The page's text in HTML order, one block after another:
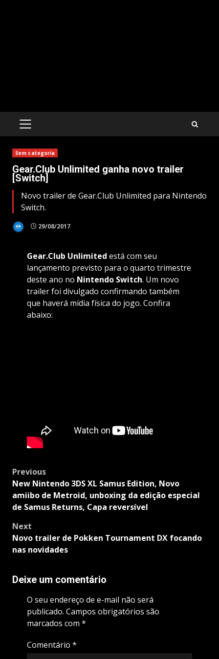
PRIMARY
Sem categoria
Gear.Club Unlimited ganha novo trailer
[Switch]
Novo trailer de Gear.Club Unlimited para Nintendo
Switch.
29/08/2017
Gear.Club Unlimited está com seu
lançamento previsto para o quarto trimestre
deste ano no Nintendo Switch. Um novo
trailer foi divulgado confirmando também
que haverá mídia física do jogo. Confira
abaixo:
Post
navigation
Previous
New Nintendo 3DS XL Samus Edition, Novo
amiibo de Metroid, unboxing da edição especial
de Samus Returns, Capa reversível
Next
Novo trailer de Pokken Tournament DX focando
nas novidades
Deixe um comentário
O seu endereço de e-mail não será
publicado. Campos obrigatórios são
marcados com *
Comentário *